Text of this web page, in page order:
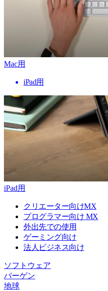
Mac用
iPad用
iPad用
クリエーター向けMX
プログラマー向け MX
外出先での使用
ゲーミング向け
法人ビジネス向け
ソフトウェア
バーゲン
地球